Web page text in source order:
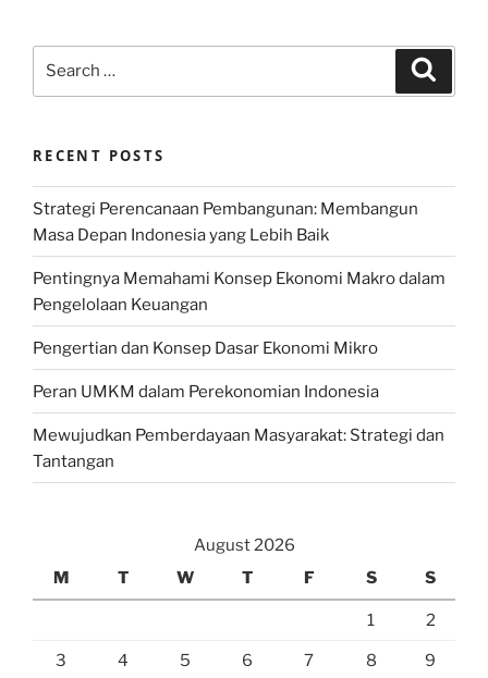
RECENT POSTS
Strategi Perencanaan Pembangunan: Membangun
Masa Depan Indonesia yang Lebih Baik
Pentingnya Memahami Konsep Ekonomi Makro dalam
Pengelolaan Keuangan
Pengertian dan Konsep Dasar Ekonomi Mikro
Peran UMKM dalam Perekonomian Indonesia
Mewujudkan Pemberdayaan Masyarakat: Strategi dan
Tantangan
August 2026
M
T W T F S S
1 2
3 4 5 6 7 8 9